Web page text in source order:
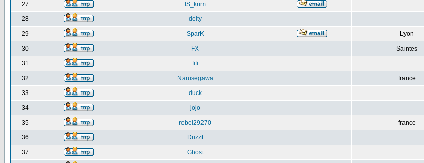
27 IS_krim
28 delty
29 SparK Lyon
30 FX Saintes
31 fifi
32 Narusegawa france
33 duck
34 jojo
35 rebel29270 france
36 Drizzt
37 Ghost